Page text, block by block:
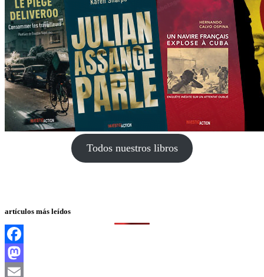
Todos nuestros libros
artículos más leídos
Facebook
Mastodon